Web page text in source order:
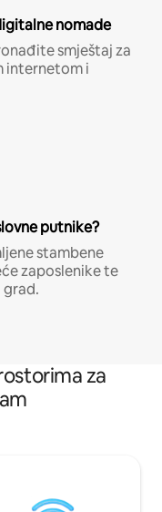
nomade
smještaj za
internetom i
putnike?
stambene
zaposlenike te
grad.
za